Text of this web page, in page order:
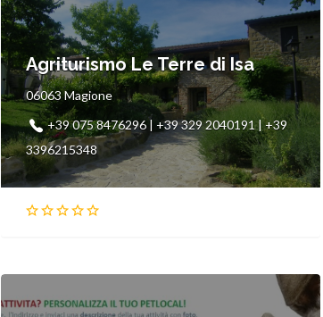
Agriturismo Le Terre di Isa
06063 Magione
+39 075 8476296 | +39 329 2040191 | +39
3396215348